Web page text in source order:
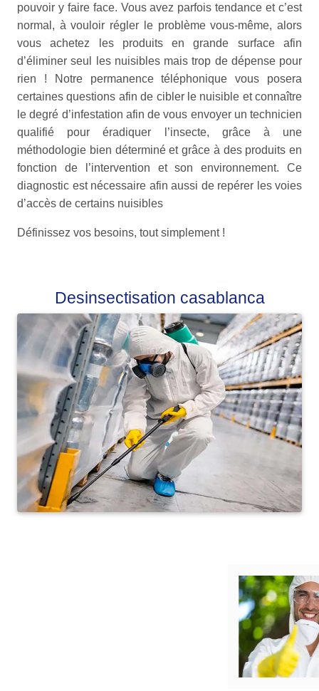
pouvoir y faire face. Vous avez parfois tendance et c’est
normal, à vouloir régler le problème vous-même, alors
vous achetez les produits en grande surface afin
d’éliminer seul les nuisibles mais trop de dépense pour
rien ! Notre permanence téléphonique vous posera
certaines questions afin de cibler le nuisible et connaître
le degré d’infestation afin de vous envoyer un technicien
qualifié pour éradiquer l’insecte, grâce à une
méthodologie bien déterminé et grâce à des produits en
fonction de l’intervention et son environnement. Ce
diagnostic est nécessaire afin aussi de repérer les voies
d’accès de certains nuisibles
Définissez vos besoins, tout simplement !
Desinsectisation casablanca